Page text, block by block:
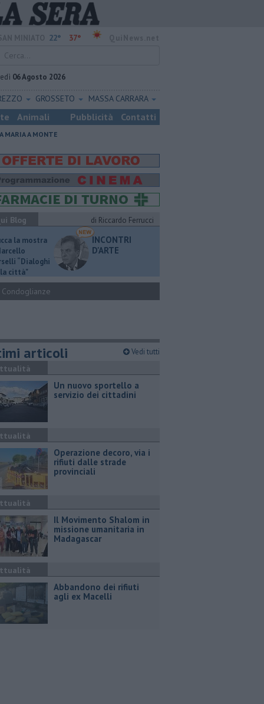
22° 37°
06 Agosto 2026
GROSSETO MASSA CARRARA
Animali Pubblicità Contatti
MARIA A MONTE
Blog
di Riccardo Ferrucci
la mostra
“Dialoghi
città"
INCONTRI
D'ARTE
Condoglianze
articoli Vedi tutti
Un nuovo sportello a
servizio dei cittadini
Operazione decoro, via i
rifiuti dalle strade
provinciali
Il Movimento Shalom in
missione umanitaria in
Madagascar
Abbandono dei rifiuti
agli ex Macelli